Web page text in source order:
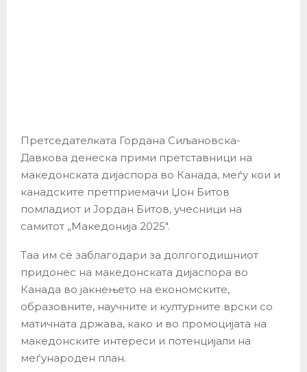
Претседателката Гордана Сиљановска-
Давкова денеска прими претставници на
македонската дијаспора во Канада, меѓу кои и
канадските претприемачи Џон Битов
помладиот и Јордан Битов, учесници на
самитот „Македонија 2025″.
Таа им се заблагодари за долгогодишниот
придонес на македонската дијаспора во
Канада во јакнењето на економските,
образовните, научните и културните врски со
матичната држава, како и во промоцијата на
македонските интереси и потенцијали на
меѓународен план.